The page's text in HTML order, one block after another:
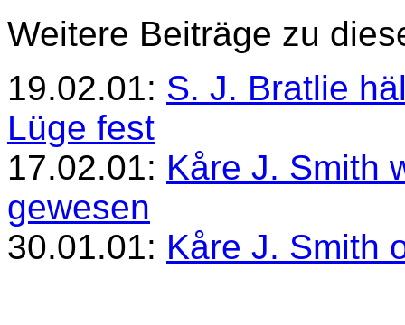
Weitere Beiträge zu
19.02.01: S. J. Bratlie
Lüge fest
17.02.01: Kåre J. Smith
gewesen
30.01.01: Kåre J. Smith